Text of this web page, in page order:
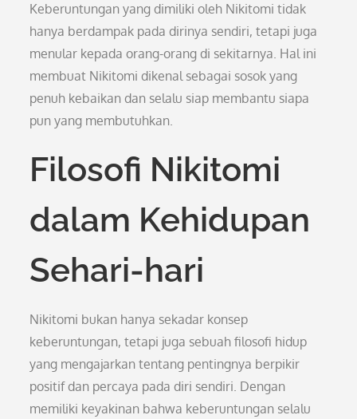
Keberuntungan yang dimiliki oleh Nikitomi tidak
hanya berdampak pada dirinya sendiri, tetapi juga
menular kepada orang-orang di sekitarnya. Hal ini
membuat Nikitomi dikenal sebagai sosok yang
penuh kebaikan dan selalu siap membantu siapa
pun yang membutuhkan.
Filosofi Nikitomi
dalam Kehidupan
Sehari-hari
Nikitomi bukan hanya sekadar konsep
keberuntungan, tetapi juga sebuah filosofi hidup
yang mengajarkan tentang pentingnya berpikir
positif dan percaya pada diri sendiri. Dengan
memiliki keyakinan bahwa keberuntungan selalu